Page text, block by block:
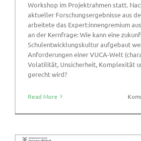
Workshop im Projektrahmen statt.
aktueller Forschungsergebnisse aus
arbeitete das Expert:innengremium
an der Kernfrage: Wie kann eine
Schulentwicklungskultur aufgebaut
Anforderungen einer VUCA-Welt
Volatilität, Unsicherheit, Komplexität
gerecht wird?
Read More